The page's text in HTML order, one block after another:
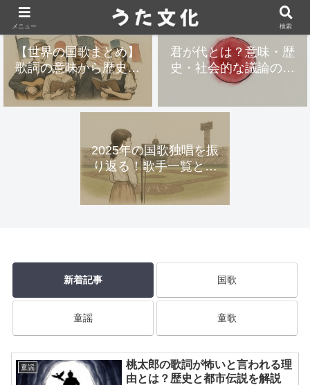
【世界の国歌まとめ】
歌詞の意味から歴史ま
で完全ガイド
君が代とは？意味・歴
史・社会的な議論の全
体像まとめ
2025年の国歌独唱を振
り返る！歌手一覧と感
動のシーン
新着記事 国歌
童謡 童歌
童謡
桃太郎の歌詞が怖いと言われる理
由とは？歴史と都市伝説を解説
メニュー 検索